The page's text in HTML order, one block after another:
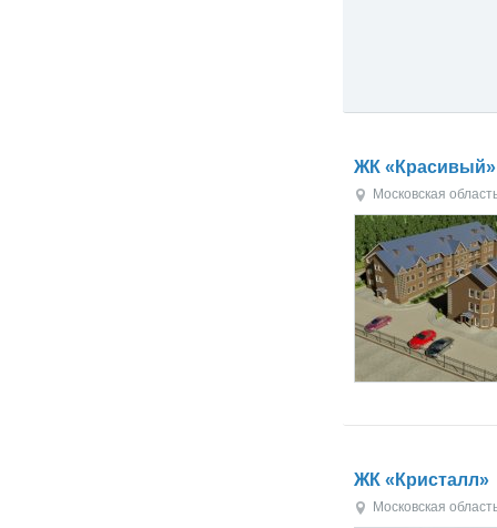
ЖК «Красивый»
Московская
ЖК «Кристалл»
Московская